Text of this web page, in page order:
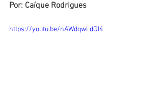
Por: Caíque Rodrigues
https://youtu.be/nAWdqwLdGI4